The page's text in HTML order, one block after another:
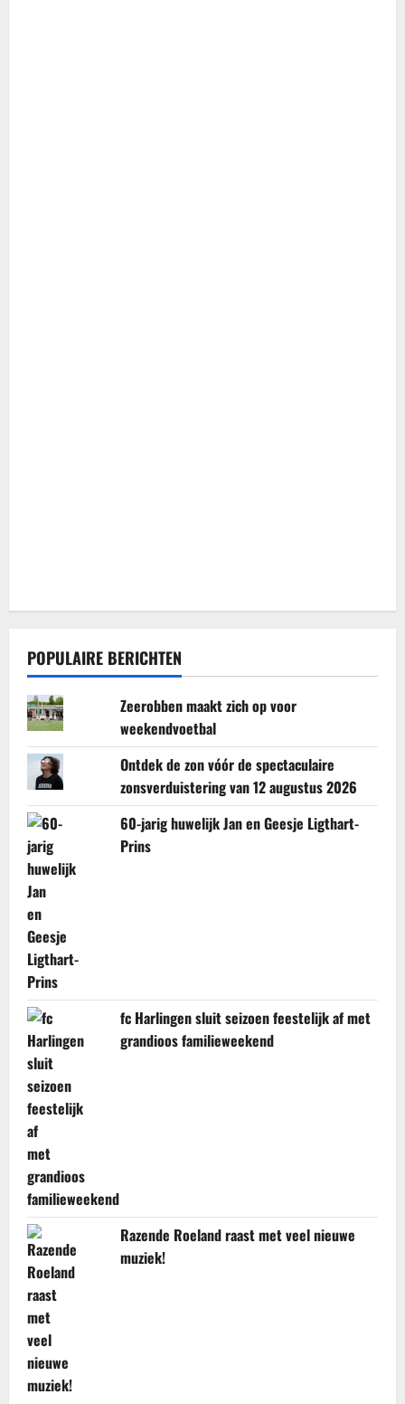
POPULAIRE BERICHTEN
Zeerobben maakt zich op voor
weekendvoetbal
Ontdek de zon vóór de spectaculaire
zonsverduistering van 12 augustus 2026
60-jarig huwelijk Jan en Geesje Ligthart-
Prins
fc Harlingen sluit seizoen feestelijk af met
grandioos familieweekend
Razende Roeland raast met veel nieuwe
muziek!